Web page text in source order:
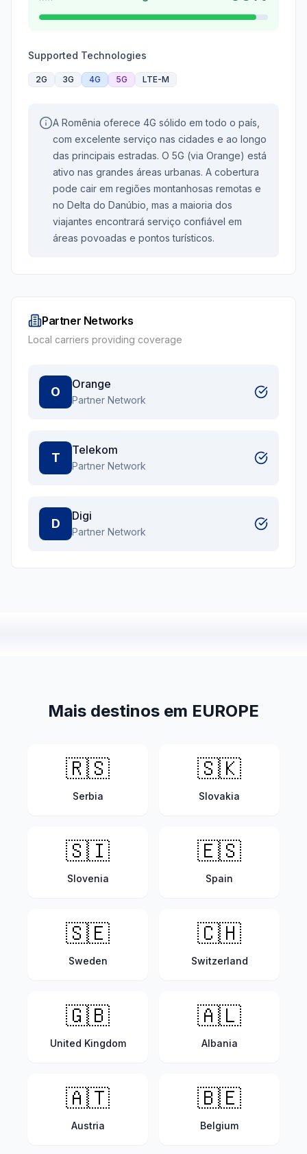
Supported Technologies
2G 3G 4G 5G LTE-M
A Romênia oferece 4G sólido em todo o país,
com excelente serviço nas cidades e ao longo
das principais estradas. O 5G (via Orange) está
ativo nas grandes áreas urbanas. A cobertura
pode cair em regiões montanhosas remotas e
no Delta do Danúbio, mas a maioria dos
viajantes encontrará serviço confiável em
áreas povoadas e pontos turísticos.
Partner Networks
Local carriers providing coverage
O
Orange
Partner Network
T
Telekom
Partner Network
D
Digi
Partner Network
Mais destinos em EUROPE
🇷🇸
Serbia
🇸🇰
Slovakia
🇸🇮
Slovenia
🇪🇸
Spain
🇸🇪
Sweden
🇨🇭
Switzerland
🇬🇧
United Kingdom
🇦🇱
Albania
🇦🇹
Austria
🇧🇪
Belgium